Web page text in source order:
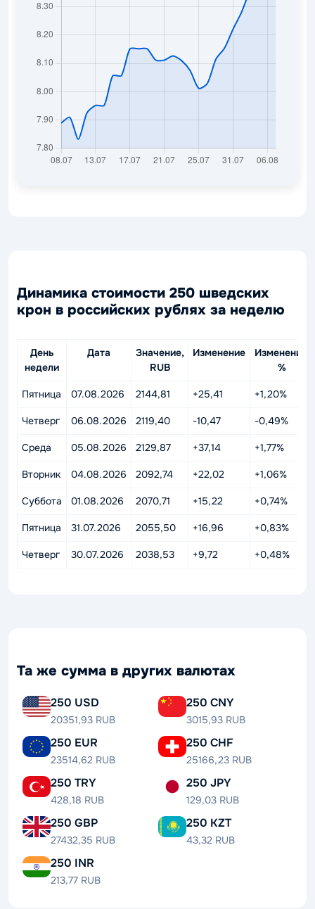
Динамика стоимости 250 шведских
крон в российских рублях за неделю
День
недели
Дата
Значение,
RUB
Изменение
Изменение,
%
Пятница 07.08.2026 2144,81 +25,41 +1,20%
Четверг 06.08.2026 2119,40 -10,47 -0,49%
Среда 05.08.2026 2129,87 +37,14 +1,77%
Вторник 04.08.2026 2092,74 +22,02 +1,06%
Суббота 01.08.2026 2070,71 +15,22 +0,74%
Пятница 31.07.2026 2055,50 +16,96 +0,83%
Четверг 30.07.2026 2038,53 +9,72 +0,48%
Та же сумма в других валютах
250 USD
20351,93 RUB
250 CNY
3015,93 RUB
250 EUR
23514,62 RUB
250 CHF
25166,23 RUB
250 TRY
428,18 RUB
250 JPY
129,03 RUB
250 GBP
27432,35 RUB
250 KZT
43,32 RUB
250 INR
213,77 RUB